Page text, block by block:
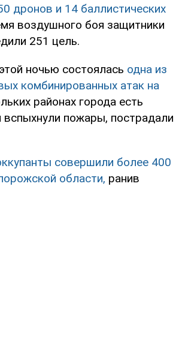
дронов и 14 баллистических
воздушного боя защитники
251 цель.
ночью состоялась одна из
комбинированных атак на
районах города есть
вспыхнули пожары, пострадали
совершили более 400
области, ранив